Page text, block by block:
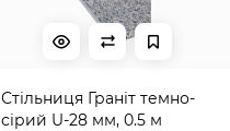
Стільниця Граніт темно-
сірий U-28 мм, 0.5 м